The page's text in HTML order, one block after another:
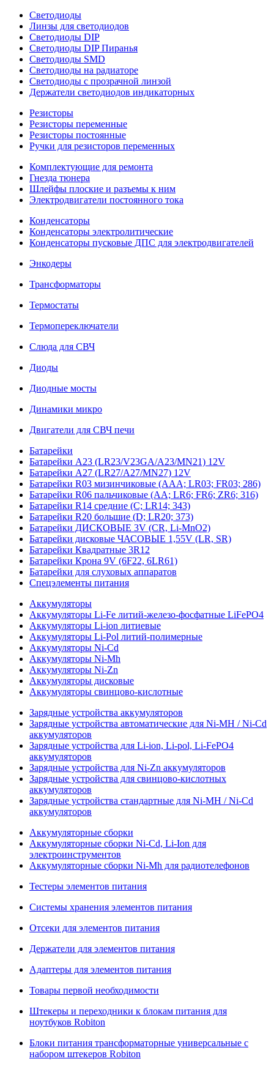
Светодиоды
Линзы для светодиодов
Светодиоды DIP
Светодиоды DIP Пиранья
Светодиоды SMD
Светодиоды на радиаторе
Светодиоды с прозрачной линзой
Держатели светодиодов индикаторных
Резисторы
Резисторы переменные
Резисторы постоянные
Ручки для резисторов переменных
Комплектующие для ремонта
Гнезда тюнера
Шлейфы плоские и разъемы к ним
Электродвигатели постоянного тока
Конденсаторы
Конденсаторы электролитические
Конденсаторы пусковые ДПС для электродвигателей
Энкодеры
Трансформаторы
Термостаты
Термопереключатели
Слюда для СВЧ
Диоды
Диодные мосты
Динамики микро
Двигатели для СВЧ печи
Батарейки
Батарейки A23 (LR23/V23GA/A23/MN21) 12V
Батарейки A27 (LR27/A27/MN27) 12V
Батарейки R03 мизинчиковые (AAA; LR03; FR03; 286)
Батарейки R06 пальчиковые (AA; LR6; FR6; ZR6; 316)
Батарейки R14 средние (C; LR14; 343)
Батарейки R20 большие (D; LR20; 373)
Батарейки ДИСКОВЫЕ 3V (CR, Li-MnO2)
Батарейки дисковые ЧАСОВЫЕ 1,55V (LR, SR)
Батарейки Квадратные 3R12
Батарейки Крона 9V (6F22, 6LR61)
Батарейки для слуховых аппаратов
Спецэлементы питания
Аккумуляторы
Аккумуляторы Li-Fe литий-железо-фосфатные LiFePO4
Аккумуляторы Li-ion литиевые
Аккумуляторы Li-Pol литий-полимерные
Аккумуляторы Ni-Cd
Аккумуляторы Ni-Mh
Аккумуляторы Ni-Zn
Аккумуляторы дисковые
Аккумуляторы свинцово-кислотные
Зарядные устройства аккумуляторов
Зарядные устройства автоматические для Ni-MH / Ni-Cd
аккумуляторов
Зарядные устройства для Li-ion, Li-pol, Li-FePO4
аккумуляторов
Зарядные устройства для Ni-Zn аккумуляторов
Зарядные устройства для свинцово-кислотных
аккумуляторов
Зарядные устройства стандартные для Ni-MH / Ni-Cd
аккумуляторов
Аккумуляторные сборки
Аккумуляторные сборки Ni-Cd, Li-Ion для
электроинструментов
Аккумуляторные сборки Ni-Mh для радиотелефонов
Тестеры элементов питания
Системы хранения элементов питания
Отсеки для элементов питания
Держатели для элементов питания
Адаптеры для элементов питания
Товары первой необходимости
Штекеры и переходники к блокам питания для
ноутбуков Robiton
Блоки питания трансформаторные универсальные с
набором штекеров Robiton